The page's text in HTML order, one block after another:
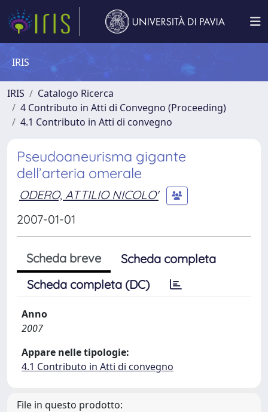
IRIS
IRIS
Catalogo Ricerca
4 Contributo in Atti di Convegno (Proceeding)
4.1 Contributo in Atti di convegno
Pseudoaneurisma gigante
dell’arteria omerale
ODERO, ATTILIO NICOLO'
2007-01-01
Scheda breve
Scheda completa
Scheda completa (DC)
Anno
2007
Appare nelle tipologie:
4.1 Contributo in Atti di convegno
File in questo prodotto: